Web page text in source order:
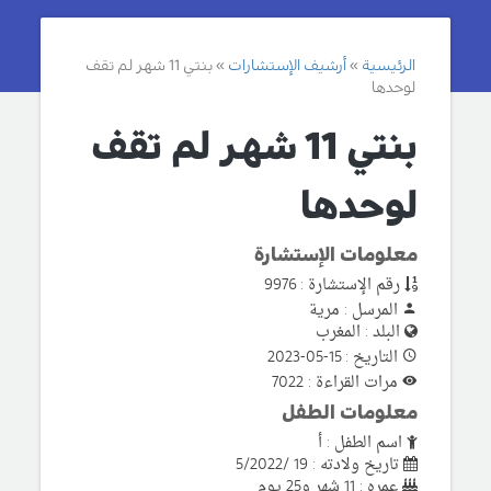
الرئيسية أرشيف الإستشارات
بنتي 11 شهر لم تقف
لوحدها
بنتي 11 شهر لم تقف
لوحدها
معلومات الإستشارة
رقم الإستشارة : 9976
المرسل : مرية
البلد : المغرب
التاريخ : 15-05-2023
مرات القراءة : 7022
معلومات الطفل
اسم الطفل : أ
تاريخ ولادته : 19 /5/2022